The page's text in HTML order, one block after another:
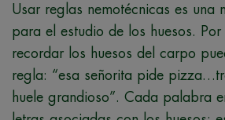
Usar reglas nemotécnicas es una
para el estudio de los huesos.
recordar los huesos del carpo
regla: “esa señorita pide
huele grandioso”. Cada palabra